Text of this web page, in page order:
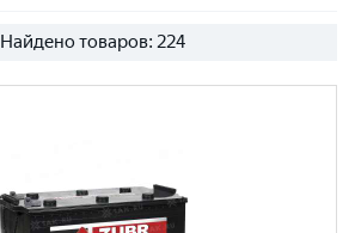
Найдено товаров: 224